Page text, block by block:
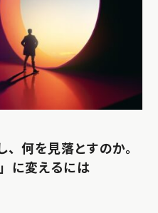
何を見落とすのか。
に変えるには